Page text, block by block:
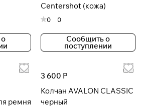
Centershot (кожа)
0 0
Сообщить о
поступлении
ремня
3 600 Р
Колчан AVALON CLASSIC
черный